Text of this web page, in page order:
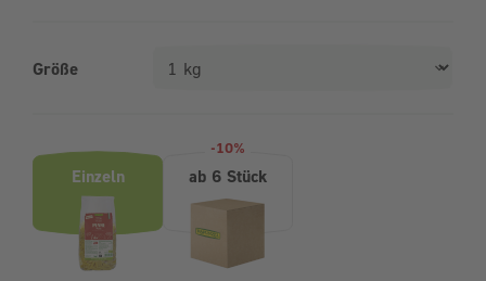
Größe
Einzeln
-10%
ab 6 Stück